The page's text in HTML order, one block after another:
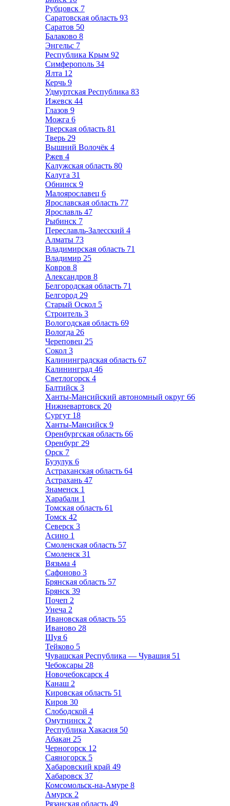
Рубцовск 7
Саратовская область 93
Саратов 50
Балаково 8
Энгельс 7
Республика Крым 92
Симферополь 34
Ялта 12
Керчь 9
Удмуртская Республика 83
Ижевск 44
Глазов 9
Можга 6
Тверская область 81
Тверь 29
Вышний Волочёк 4
Ржев 4
Калужская область 80
Калуга 31
Обнинск 9
Малоярославец 6
Ярославская область 77
Ярославль 47
Рыбинск 7
Переславль-Залесский 4
Алматы 73
Владимирская область 71
Владимир 25
Ковров 8
Александров 8
Белгородская область 71
Белгород 29
Старый Оскол 5
Строитель 3
Вологодская область 69
Вологда 26
Череповец 25
Сокол 3
Калининградская область 67
Калининград 46
Светлогорск 4
Балтийск 3
Ханты-Мансийский автономный округ 66
Нижневартовск 20
Сургут 18
Ханты-Мансийск 9
Оренбургская область 66
Оренбург 29
Орск 7
Бузулук 6
Астраханская область 64
Астрахань 47
Знаменск 1
Харабали 1
Томская область 61
Томск 42
Северск 3
Асино 1
Смоленская область 57
Смоленск 31
Вязьма 4
Сафоново 3
Брянская область 57
Брянск 39
Почеп 2
Унеча 2
Ивановская область 55
Иваново 28
Шуя 6
Тейково 5
Чувашская Республика — Чувашия 51
Чебоксары 28
Новочебоксарск 4
Канаш 2
Кировская область 51
Киров 30
Слободской 4
Омутнинск 2
Республика Хакасия 50
Абакан 25
Черногорск 12
Саяногорск 5
Хабаровский край 49
Хабаровск 37
Комсомольск-на-Амуре 8
Амурск 2
Рязанская область 49